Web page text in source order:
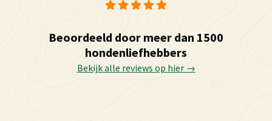
Beoordeeld door meer dan 1500
hondenliefhebbers
Bekijk alle reviews op hier →